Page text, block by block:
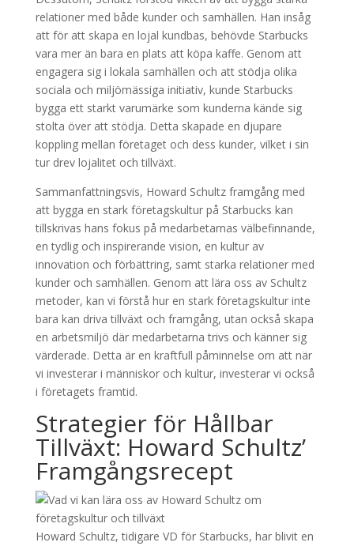
relationer med både kunder och samhällen. Han insåg
att för att skapa en lojal kundbas, behövde Starbucks
vara mer än bara en plats att köpa kaffe. Genom att
engagera sig i lokala samhällen och att stödja olika
sociala och miljömässiga initiativ, kunde Starbucks
bygga ett starkt varumärke som kunderna kände sig
stolta över att stödja. Detta skapade en djupare
koppling mellan företaget och dess kunder, vilket i sin
tur drev lojalitet och tillväxt.
Sammanfattningsvis, Howard Schultz framgång med
att bygga en stark företagskultur på Starbucks kan
tillskrivas hans fokus på medarbetarnas välbefinnande,
en tydlig och inspirerande vision, en kultur av
innovation och förbättring, samt starka relationer med
kunder och samhällen. Genom att lära oss av Schultz
metoder, kan vi förstå hur en stark företagskultur inte
bara kan driva tillväxt och framgång, utan också skapa
en arbetsmiljö där medarbetarna trivs och känner sig
värderade. Detta är en kraftfull påminnelse om att när
vi investerar i människor och kultur, investerar vi också
i företagets framtid.
Strategier för Hållbar
Tillväxt: Howard Schultz’
Framgångsrecept
Howard Schultz, tidigare VD för Starbucks, har blivit en